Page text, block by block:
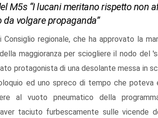
M5s “I lucani meritano rispetto non
volgare propaganda”
Consiglio regionale, che ha approvato la
maggioranza per sciogliere il nodo del
protagonista di una desolante messa in
ed uno spreco di tempo che poteva
al vuoto pneumatico della
taciuto furbescamente sulle vicende